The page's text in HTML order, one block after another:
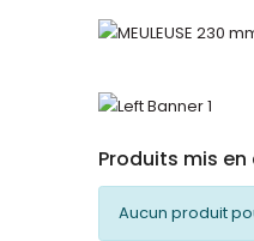
Produits mis
Aucun produit